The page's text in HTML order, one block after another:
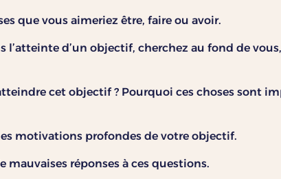
que vous aimeriez être, faire ou avoir.
l’atteinte d’un objectif, cherchez au fond de
cet objectif ? Pourquoi ces choses sont
motivations profondes de votre objectif.
mauvaises réponses à ces questions.